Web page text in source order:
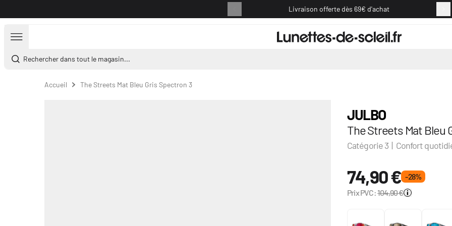
Livraison offerte dès 69€ d'achat
Rechercher dans tout le magasin...
Accueil The Streets Mat Bleu Gris Spectron 3
JULBO
The Streets Mat Bleu
Catégorie 3 | Confort
74,90 € - 28 %
Prix PVC:104,90 €